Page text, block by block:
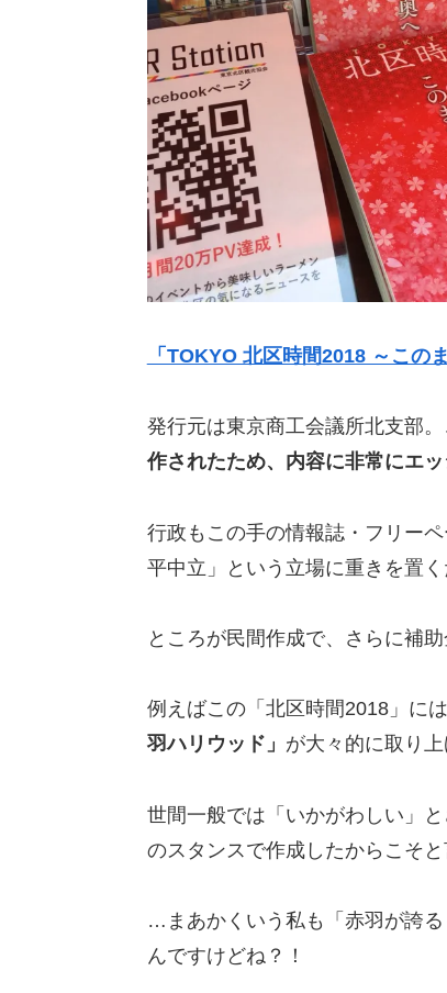
「TOKYO 北区時間2018 ～この
発行元は東京商工会議所北支部。
作されたため、内容に非常にエ
行政もこの手の情報誌・フリー
平中立」という立場に重きを置
ところが民間作成で、さらに補
例えばこの「北区時間2018」には
羽ハリウッド」 が大々的に取り上
世間一般では「いかがわしい」
のスタンスで作成したからこそと
…まあかくいう私も「赤羽が誇る
んですけどね？！